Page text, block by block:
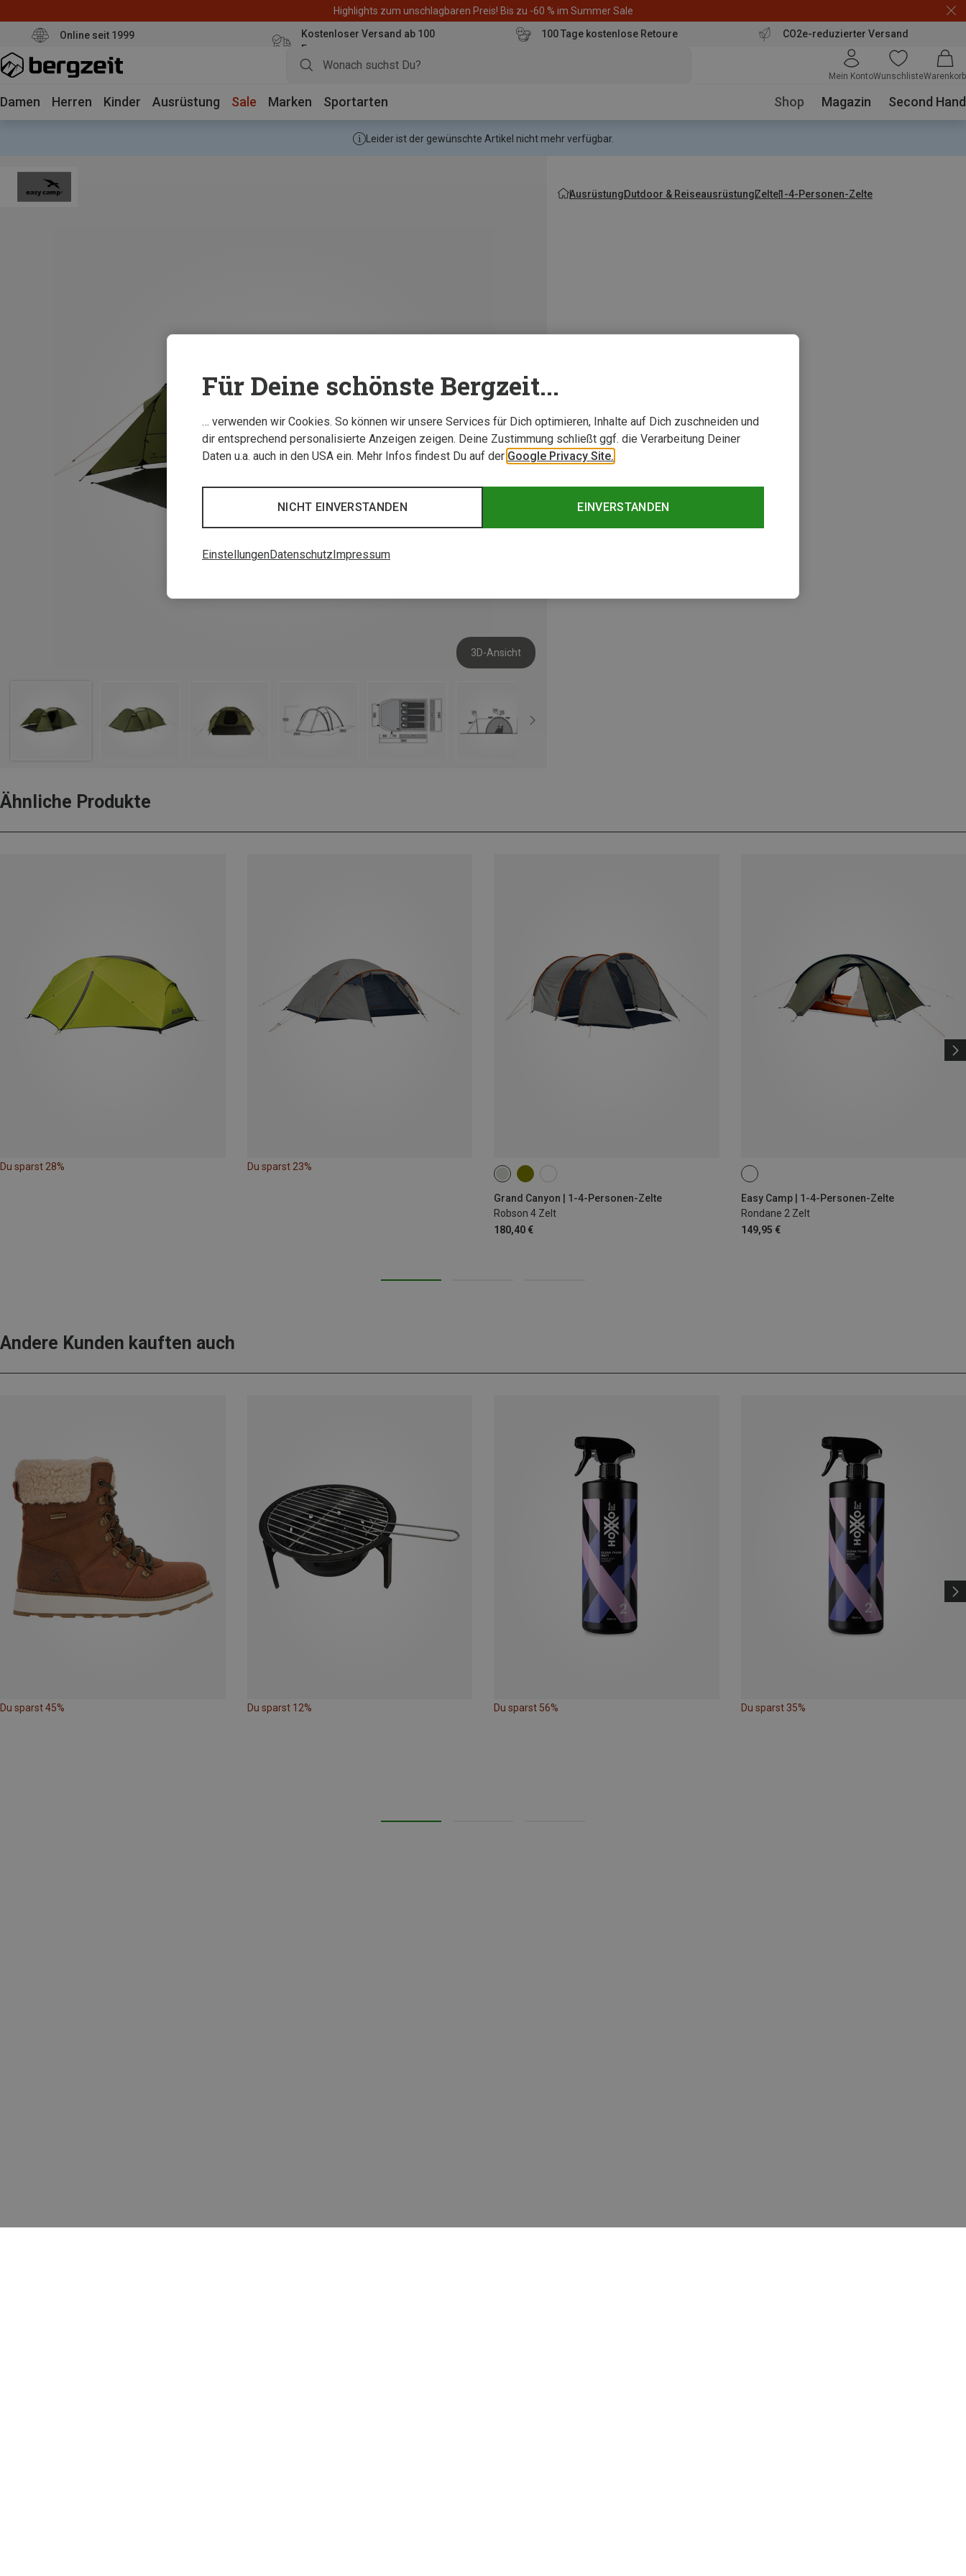
Highlights zum unschlagbaren Preis! Bis zu -60 % im Summer Sale
Online seit 1999
Kostenloser Versand ab 100
Euro
100 Tage kostenlose Retoure CO2e-reduzierter Versand
Mein KontoWunschlisteWarenkorb
Damen Herren Kinder Ausrüstung Sale Marken Sportarten Shop Magazin Second Hand
Leider ist der gewünschte Artikel nicht mehr verfügbar.
3D-Ansicht
AusrüstungOutdoor & ReiseausrüstungZelte1-4-Personen-Zelte
Ähnliche Produkte
Du sparst 28% Du sparst 23%
Grand Canyon | 1-4-Personen-Zelte
Robson 4 Zelt
180,40 €
Easy Camp | 1-4-Personen-Zelte
Rondane 2 Zelt
149,95 €
Andere Kunden kauften auch
Du sparst 45% Du sparst 12% Du sparst 56% Du sparst 35%
Für Deine schönste Bergzeit...
… verwenden wir Cookies. So können wir unsere Services für Dich optimieren, Inhalte auf Dich zuschneiden und
dir entsprechend personalisierte Anzeigen zeigen. Deine Zustimmung schließt ggf. die Verarbeitung Deiner
Daten u.a. auch in den USA ein. Mehr Infos findest Du auf der Google Privacy Site.
EINVERSTANDEN
NICHT EINVERSTANDEN
EinstellungenDatenschutzImpressum